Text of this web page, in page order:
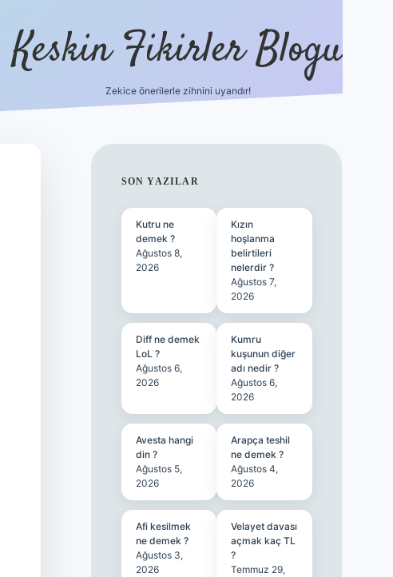
Keskin Fikirler Blogu
Zekice önerilerle zihnini uyandır!
SIDEBAR
SON YAZILAR
Kutru ne
demek ?
Ağustos 8,
2026
Kızın
hoşlanma
belirtileri
nelerdir ?
Ağustos 7,
2026
Diff ne demek
LoL ?
Ağustos 6,
2026
Kumru
kuşunun diğer
adı nedir ?
Ağustos 6,
2026
Avesta hangi
din ?
Ağustos 5,
2026
Arapça teshil
ne demek ?
Ağustos 4,
2026
Afi kesilmek
ne demek ?
Ağustos 3,
2026
Velayet davası
açmak kaç TL
?
Temmuz 29,